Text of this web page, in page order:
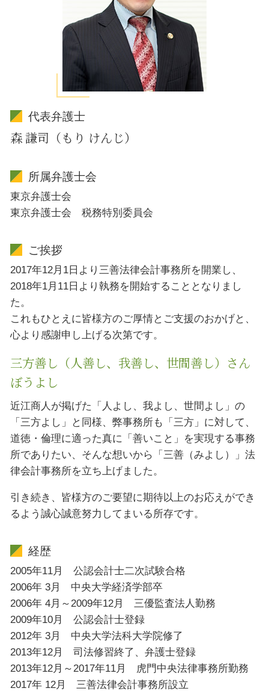
代表弁護士
森 謙司（もり けんじ）
所属弁護士会
東京弁護士会
東京弁護士会 税務特別委員会
ご挨拶
2017年12月1日より三善法律会計事務所を開業し、
2018年1月11日より執務を開始することとなりまし
た。
これもひとえに皆様方のご厚情とご支援のおかげと、
心より感謝申し上げる次第です。
三方善し（人善し、我善し、世間善し）さん
ぼうよし
近江商人が掲げた「人よし、我よし、世間よし」の
「三方よし」と同様、弊事務所も「三方」に対して、
道徳・倫理に適った真に「善いこと」を実現する事務
所でありたい、そんな想いから「三善（みよし）」法
律会計事務所を立ち上げました。
引き続き、皆様方のご要望に期待以上のお応えができ
るよう誠心誠意努力してまいる所存です。
経歴
2005年11月 公認会計士二次試験合格
2006年 3月 中央大学経済学部卒
2006年 4月～2009年12月 三優監査法人勤務
2009年10月 公認会計士登録
2012年 3月 中央大学法科大学院修了
2013年12月 司法修習終了、弁護士登録
2013年12月～2017年11月 虎門中央法律事務所勤務
2017年 12月 三善法律会計事務所設立